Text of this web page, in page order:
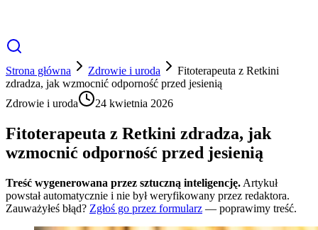
Strona główna Zdrowie i uroda
Fitoterapeuta z Retkini
zdradza, jak wzmocnić odporność przed jesienią
Zdrowie i uroda
24 kwietnia 2026
Fitoterapeuta z Retkini zdradza, jak
wzmocnić odporność przed jesienią
Treść wygenerowana przez sztuczną inteligencję. Artykuł
powstał automatycznie i nie był weryfikowany przez redaktora.
Zauważyłeś błąd? Zgłoś go przez formularz — poprawimy treść.